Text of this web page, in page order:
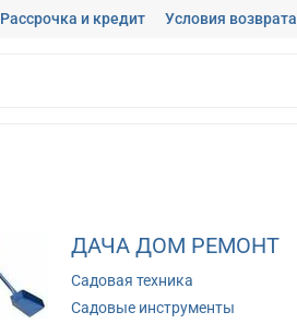
Рассрочка и кредит Условия возврата
ДАЧА ДОМ РЕМОНТ
Садовая техника
Садовые инструменты